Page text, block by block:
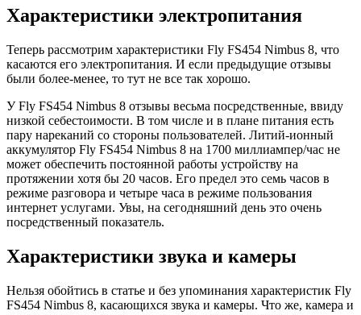
Характеристики электропитания
Теперь рассмотрим характеристики Fly FS454 Nimbus 8, что
касаются его электропитания. И если предыдущие отзывы
были более-менее, то тут не все так хорошо.
У Fly FS454 Nimbus 8 отзывы весьма посредственные, ввиду
низкой себестоимости. В том числе и в плане питания есть
пару нареканий со стороны пользователей. Литий-ионный
аккумулятор Fly FS454 Nimbus 8 на 1700 миллиампер/час не
может обеспечить постоянной работы устройству на
протяжении хотя бы 20 часов. Его предел это семь часов в
режиме разговора и четыре часа в режиме пользования
интернет услугами. Увы, на сегодняшний день это очень
посредственный показатель.
Характеристики звука и камеры
Нельзя обойтись в статье и без упоминания характеристик Fly
FS454 Nimbus 8, касающихся звука и камеры. Что же, камера и